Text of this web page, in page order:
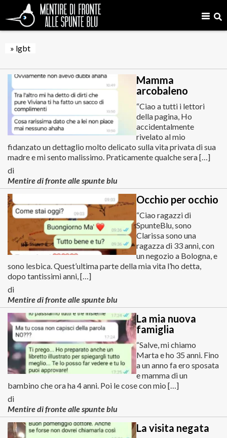
» lgbt
Mamma
arcobaleno
“Ciao a tutti i lettori
della pagina, Ho
accidentalmente
rivelato al mio
fidanzato un dettaglio molto delicato sulla vita privata di sua
madre e mi sento malissimo. Praticamente qualche sera […]
di
Mentire di fronte alle spunte blu
Occhio per occhio
“Ciao ragazzi di
SpunteBlu, sono
Clarissa sono una
ragazza di 33 anni, con
un negozio a Bologna, e
sono lesbica. Quest’ultima parte della mia vita l’ho detta,
dopo tantissimi anni, […]
di
Mentire di fronte alle spunte blu
La mia nuova
famiglia
“Salve, mi chiamo
Marta e ho 35 anni. Fino
a un anno fa ero sposata
e mamma di un
bambino che ora ha 4 anni. Poi le cose con mio […]
di
Mentire di fronte alle spunte blu
La visita negata